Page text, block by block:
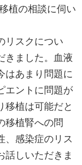
植の相談に伺い
リスクについ
きました。血液
はあまり問題に
エントに問題が
移植は可能だと
移植腎への問
、感染症のリス
話しいただきま